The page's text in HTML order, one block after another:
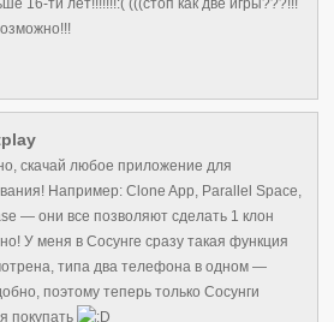
16-ти лет!!!!!!!:( (((стоп как две игры???!!!
скачай любое приложение для
Например: Clone App, Parallel Space,
— они все позволяют сделать 1 клон
У меня в Сосунге сразу такая функция
типа два телефона в одном —
поэтому теперь только Сосунги
покупать